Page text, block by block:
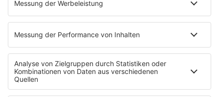
Übersicht
bigFM App
radio.de
radioplayer.de
Partner